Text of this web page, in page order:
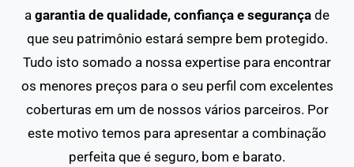
a garantia de qualidade, confiança e segurança de
que seu patrimônio estará sempre bem protegido.
Tudo isto somado a nossa expertise para encontrar
os menores preços para o seu perfil com excelentes
coberturas em um de nossos vários parceiros. Por
este motivo temos para apresentar a combinação
perfeita que é seguro, bom e barato.